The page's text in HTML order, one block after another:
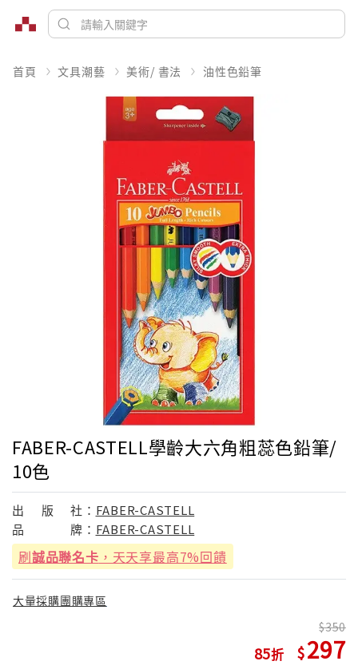
首頁 文具潮藝 美術/ 書法 油性色鉛筆
FABER-CASTELL學齡大六角粗蕊色鉛筆/
10色
出 版 社： FABER-CASTELL
品
牌： FABER-CASTELL
刷誠品聯名卡 ，天天享最高7%回饋
大量採購團購專區
85
350
297